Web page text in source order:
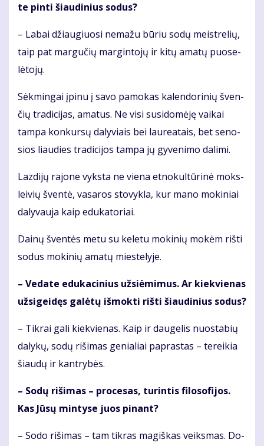
te pin­ti šiau­di­nius so­dus?
– La­bai džiau­giuo­si ne­ma­žu bū­riu so­dų meist­re­lių,
taip pat mar­gu­čių mar­gin­to­jų ir ki­tų ama­tų puo­se­
lė­to­jų.
Sėk­min­gai įpi­nu į sa­vo pa­mo­kas ka­len­do­ri­nių šven­
čių tra­di­ci­jas, ama­tus. Ne vi­si su­si­do­mė­ję vai­kai
tam­pa kon­kur­sų da­ly­viais bei lau­re­a­tais, bet se­no­
sios liau­dies tra­di­ci­jos tam­pa jų gy­ve­ni­mo da­li­mi.
Laz­di­jų ra­jo­ne vyks­ta ne vie­na et­no­kul­tū­ri­nė moks­
lei­vių šven­tė, va­sa­ros sto­vyk­la, kur ma­no mo­ki­niai
da­ly­vau­ja kaip edu­ka­to­riai.
Dai­nų šven­tės me­tu su ke­le­tu mo­ki­nių mo­kėm riš­ti
so­dus mo­ki­nių ama­tų mies­te­ly­je.
– Ve­da­te edu­ka­ci­nius už­si­ė­mi­mus. Ar kiek­vie­nas
už­si­gei­dęs ga­lė­tų iš­mok­ti riš­ti šiau­di­nius so­dus?
– Tik­rai ga­li kiek­vie­nas. Kaip ir dau­ge­lis nuo­sta­bių
da­ly­kų, so­dų ri­ši­mas ge­nia­liai pa­pras­tas – te­rei­kia
šiau­dų ir kan­try­bės.
– So­dų ri­ši­mas – pro­ce­sas, tu­rin­tis fi­lo­so­fi­jos.
Kas Jū­sų min­ty­se juos pi­nant?
– So­do ri­ši­mas – tam tik­ras ma­giš­kas veiks­mas. Do­